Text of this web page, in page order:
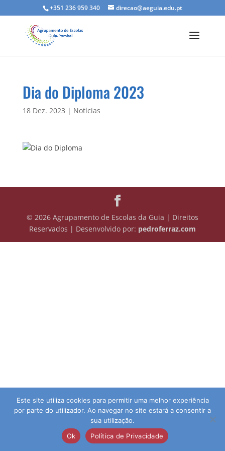
+351 236 959 340 direcao@aeguia.edu.pt
Dia do Diploma 2023
18 Dez. 2023 | Notícias
© 2026 Agrupamento de Escolas da Guia | Direitos
Reservados | Desenvolvido por: pedroferraz.com
Este site utiliza cookies para permitir uma melhor experiência
por parte do utilizador. Ao navegar no site estará a consentir a
sua utilização.
Ok
Política de Privacidade